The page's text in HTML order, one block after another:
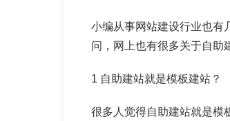
小编从事网站建设行业也有
问，网上也有很多关于自助
1 自助建站就是模板建站？
很多人觉得自助建站就是模